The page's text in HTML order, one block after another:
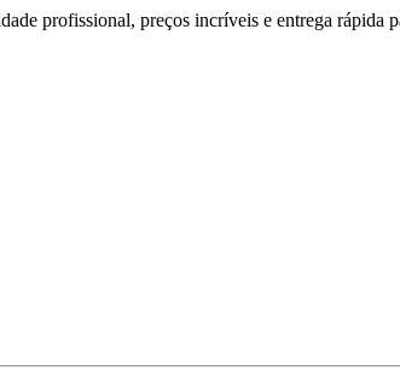
profissional, preços incríveis e entrega rápida